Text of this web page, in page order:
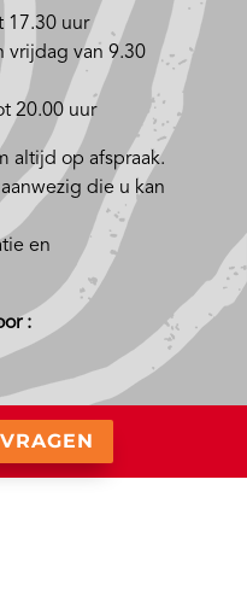
17.30 uur
vrijdag van 9.30
20.00 uur
altijd op afspraak.
die u kan
en
: